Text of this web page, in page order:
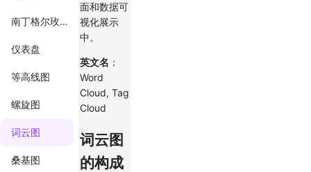
南丁格尔玫瑰图
仪表盘
等高线图
螺旋图
词云图
桑基图
面和数据可
视化展示
中。
英文名 ：
Word
Cloud, Tag
Cloud
词云图
的构成